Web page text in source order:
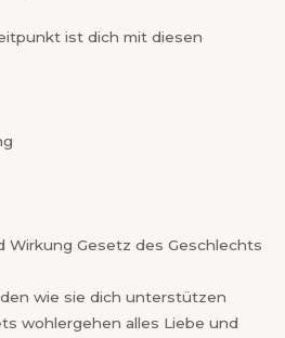
ist dich mit diesen
Wirkung Gesetz des Geschlechts
wie sie dich unterstützen
wohlergehen alles Liebe und